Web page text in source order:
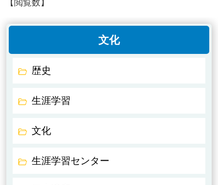
【閲覧数】
文化
歴史
生涯学習
文化
生涯学習センター